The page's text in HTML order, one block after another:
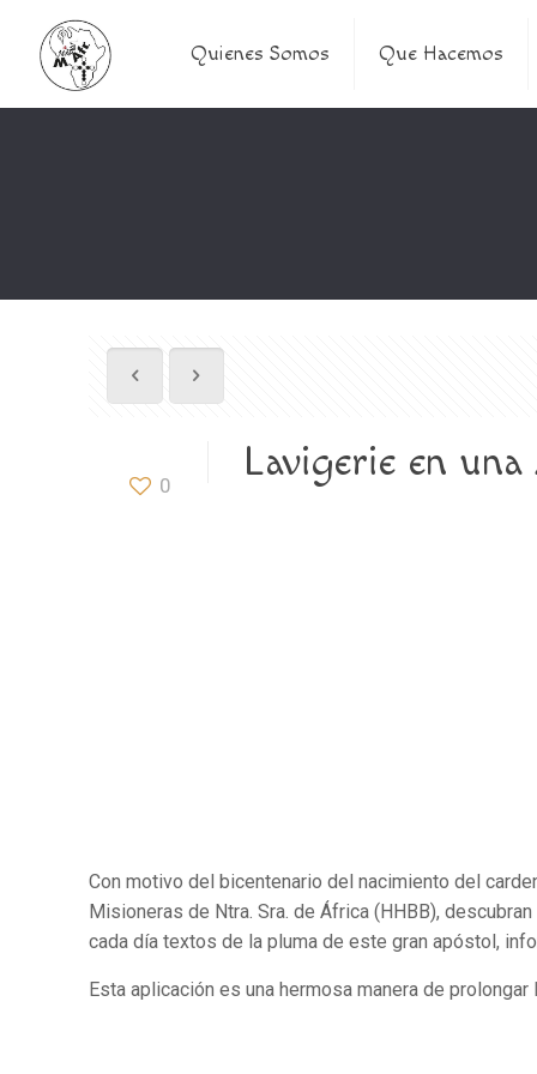
Quienes Somos Que Hacemos
0 Lavigerie en
Con motivo del bicentenario del nacimiento del
Misioneras de Ntra. Sra. de África (HHBB),
cada día textos de la pluma de este gran apóstol,
Esta aplicación es una hermosa manera de